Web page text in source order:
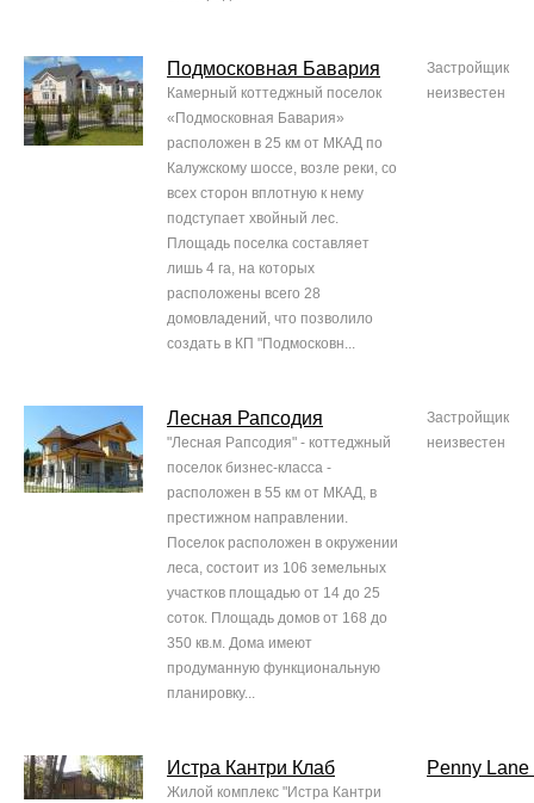
Подмосковная Бавария
Камерный коттеджный поселок
«Подмосковная Бавария»
расположен в 25 км от МКАД по
Калужскому шоссе, возле реки, со
всех сторон вплотную к нему
подступает хвойный лес.
Площадь поселка составляет
лишь 4 га, на которых
расположены всего 28
домовладений, что позволило
создать в КП "Подмосковн...
Застройщик
неизвестен
Лесная Рапсодия
"Лесная Рапсодия" - коттеджный
поселок бизнес-класса -
расположен в 55 км от МКАД, в
престижном направлении.
Поселок расположен в окружении
леса, состоит из 106 земельных
участков площадью от 14 до 25
соток. Площадь домов от 168 до
350 кв.м. Дома имеют
продуманную функциональную
планировку...
Застройщик
неизвестен
Истра Кантри Клаб
Жилой комплекс "Истра Кантри
Penny